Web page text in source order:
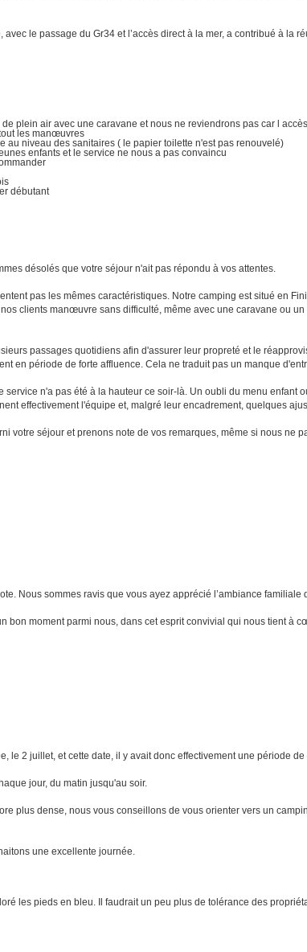
le passage du Gr34 et l’accès direct à la mer, a contribué à
plein air avec une caravane et nous ne reviendrons pas car l
les manœuvres
au niveau des sanitaires ( le papier toilette n'est pas renouvelé)
enfants et le service ne nous a pas convaincu
débutant
désolés que votre séjour n'ait pas répondu à vos attentes.
pas les mêmes caractéristiques. Notre camping est situé en
clients manœuvre sans difficulté, même avec une caravane ou
passages quotidiens afin d'assurer leur propreté et le
en période de forte affluence. Cela ne traduit pas un manque
n'a pas été à la hauteur ce soir-là. Un oubli du menu
effectivement l'équipe et, malgré leur encadrement, quelques
votre séjour et prenons note de vos remarques, même si nous ne
Nous sommes ravis que vous ayez apprécié l’ambiance
bon moment parmi nous, dans cet esprit convivial qui nous tient
le 2 juillet, et cette date, il y avait donc effectivement une période
jour, du matin jusqu'au soir.
plus dense, nous vous conseillons de vous orienter vers un
une excellente journée.
les pieds en bleu. Il faudrait un peu plus de tolérance des